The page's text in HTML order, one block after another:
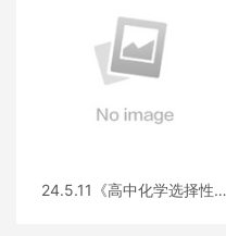
24.5.11《高中化学选择性必